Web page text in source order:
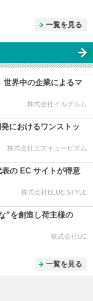
一覧を見る
世界中の企業によるマ
株式会社イルグルム
におけるワンストッ
株式会社エスキュービズム
の EC サイトが得意
株式会社BLUE STYLE
を創造し荷主様の
株式会社UC
一覧を見る